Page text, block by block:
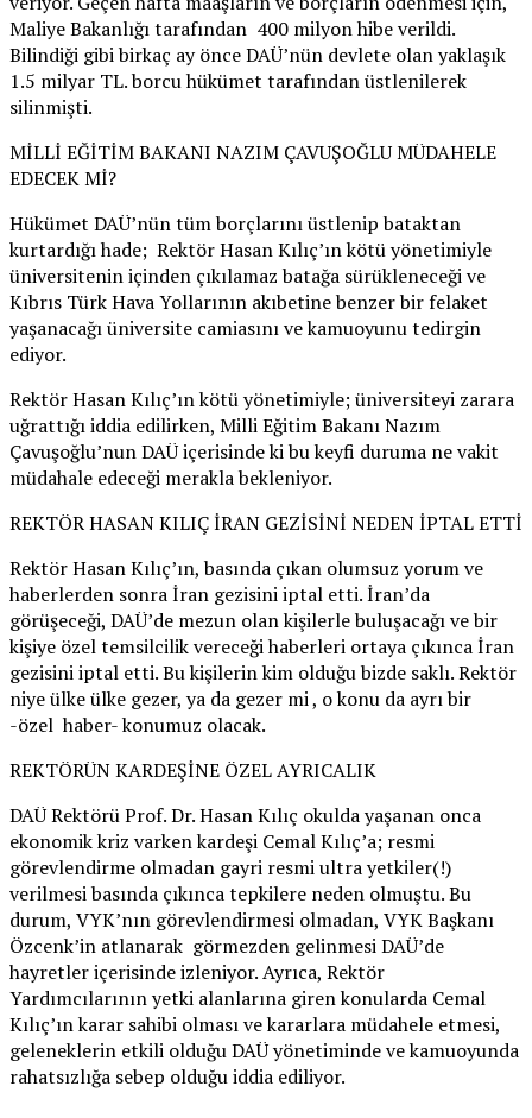
Maliye Bakanlığı tarafından 400 milyon hibe verildi.
Bilindiği gibi birkaç ay önce DAÜ’nün devlete olan yaklaşık
1.5 milyar TL. borcu hükümet tarafından üstlenilerek
silinmişti.
MİLLİ EĞİTİM BAKANI NAZIM ÇAVUŞOĞLU MÜDAHELE
EDECEK Mİ?
Hükümet DAÜ’nün tüm borçlarını üstlenip bataktan
kurtardığı hade; Rektör Hasan Kılıç’ın kötü yönetimiyle
üniversitenin içinden çıkılamaz batağa sürükleneceği ve
Kıbrıs Türk Hava Yollarının akıbetine benzer bir felaket
yaşanacağı üniversite camiasını ve kamuoyunu tedirgin
ediyor.
Rektör Hasan Kılıç’ın kötü yönetimiyle; üniversiteyi zarara
uğrattığı iddia edilirken, Milli Eğitim Bakanı Nazım
Çavuşoğlu’nun DAÜ içerisinde ki bu keyfi duruma ne vakit
müdahale edeceği merakla bekleniyor.
REKTÖR HASAN KILIÇ İRAN GEZİSİNİ NEDEN İPTAL ETTİ
Rektör Hasan Kılıç’ın, basında çıkan olumsuz yorum ve
haberlerden sonra İran gezisini iptal etti. İran’da
görüşeceği, DAÜ’de mezun olan kişilerle buluşacağı ve bir
kişiye özel temsilcilik vereceği haberleri ortaya çıkınca İran
gezisini iptal etti. Bu kişilerin kim olduğu bizde saklı. Rektör
niye ülke ülke gezer, ya da gezer mi , o konu da ayrı bir
-özel haber- konumuz olacak.
REKTÖRÜN KARDEŞİNE ÖZEL AYRICALIK
DAÜ Rektörü Prof. Dr. Hasan Kılıç okulda yaşanan onca
ekonomik kriz varken kardeşi Cemal Kılıç’a; resmi
görevlendirme olmadan gayri resmi ultra yetkiler(!)
verilmesi basında çıkınca tepkilere neden olmuştu. Bu
durum, VYK’nın görevlendirmesi olmadan, VYK Başkanı
Özcenk’in atlanarak görmezden gelinmesi DAÜ’de
hayretler içerisinde izleniyor. Ayrıca, Rektör
Yardımcılarının yetki alanlarına giren konularda Cemal
Kılıç’ın karar sahibi olması ve kararlara müdahele etmesi,
geleneklerin etkili olduğu DAÜ yönetiminde ve kamuoyunda
rahatsızlığa sebep olduğu iddia ediliyor.